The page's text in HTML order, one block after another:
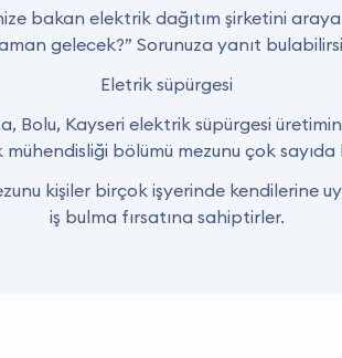
bakan elektrik dağıtım şirketini
gelecek?” Sorunuza yanıt
Eletrik süpürgesi
Bolu, Kayseri elektrik süpürgesi
bölümü mezunu çok
kişiler birçok işyerinde kendilerine
iş bulma fırsatına sahiptirler.